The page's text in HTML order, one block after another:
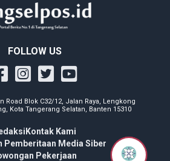
FOLLOW US
Road Blok C32/12, Jalan Raya, Lengkong
Kota Tangerang Selatan, Banten 15310
Kontak Kami
Pemberitaan Media Siber
Pekerjaan